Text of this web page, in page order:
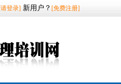
登录] 新用户？ [免费注册]